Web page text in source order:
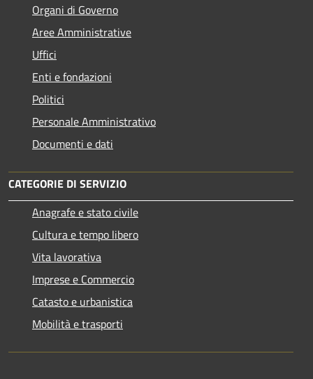
Organi di Governo
Aree Amministrative
Uffici
Enti e fondazioni
Politici
Personale Amministrativo
Documenti e dati
CATEGORIE DI SERVIZIO
Anagrafe e stato civile
Cultura e tempo libero
Vita lavorativa
Imprese e Commercio
Catasto e urbanistica
Mobilità e trasporti